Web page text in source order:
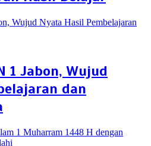
1 Jabon, Wujud
dan